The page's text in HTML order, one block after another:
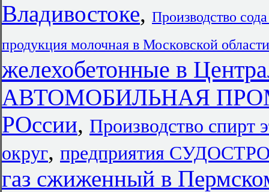
Владивостоке, Производство
продукция молочная в Московской области
желехобетонные в
АВТОМОБИЛЬНАЯ
РОссии, Производство спирт
округ, предприятия
газ сжиженный в